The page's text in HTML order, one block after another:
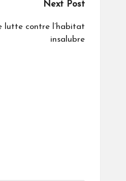
Next Post
lutte contre l’habitat
insalubre